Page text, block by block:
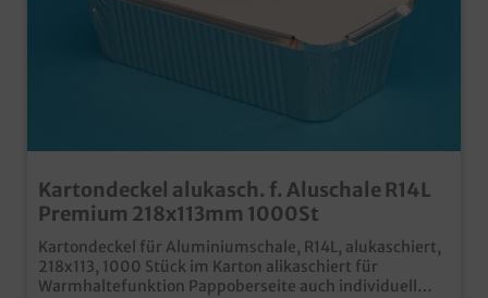
Kartondeckel alukasch. f. Aluschale R14L
Premium 218x113mm 1000St
Kartondeckel für Aluminiumschale, R14L, alukaschiert,
218x113, 1000 Stück im Karton alikaschiert für
Warmhaltefunktion Pappoberseite auch individuell